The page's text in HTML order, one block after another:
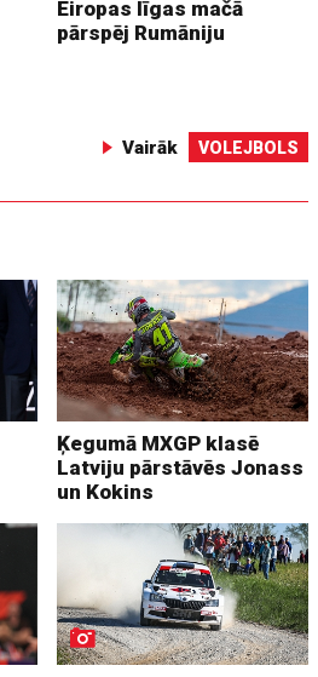
Eiropas līgas mačā
pārspēj Rumāniju
Vairāk VOLEJBOLS
Ķegumā MXGP klasē
Latviju pārstāvēs Jonass
un Kokins